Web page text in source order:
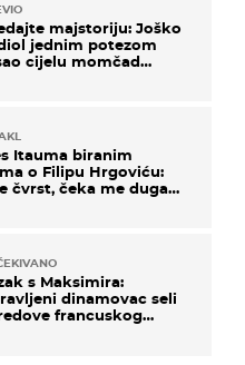
majstoriju: Joško
jednim potezom
cijelu momčad
Itauma biranim
o Filipu Hrgoviću:
čvrst, čeka me duga
s Maksimira:
dinamovac seli
francuskog